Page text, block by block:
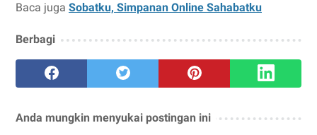
Baca juga Sobatku, Simpanan Online Sahabatku
Berbagi
Anda mungkin menyukai postingan ini